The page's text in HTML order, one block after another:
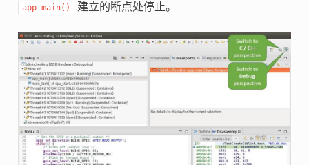
app_main() 建立的断点处停止。